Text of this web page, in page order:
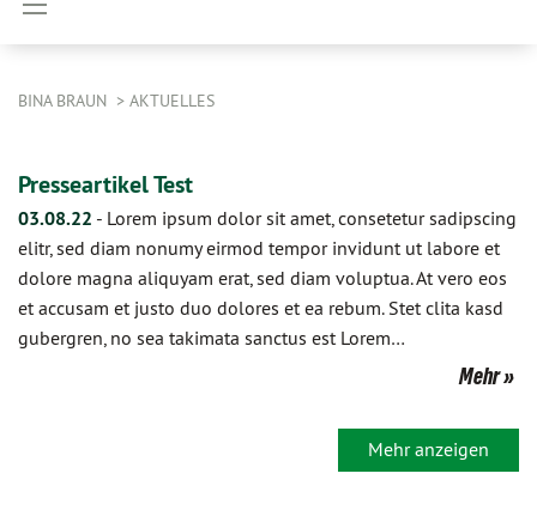
BINA BRAUN AKTUELLES
Presseartikel Test
03.08.22 - Lorem ipsum dolor sit amet, consetetur sadipscing
elitr, sed diam nonumy eirmod tempor invidunt ut labore et
dolore magna aliquyam erat, sed diam voluptua. At vero eos
et accusam et justo duo dolores et ea rebum. Stet clita kasd
gubergren, no sea takimata sanctus est Lorem…
Mehr
Mehr anzeigen